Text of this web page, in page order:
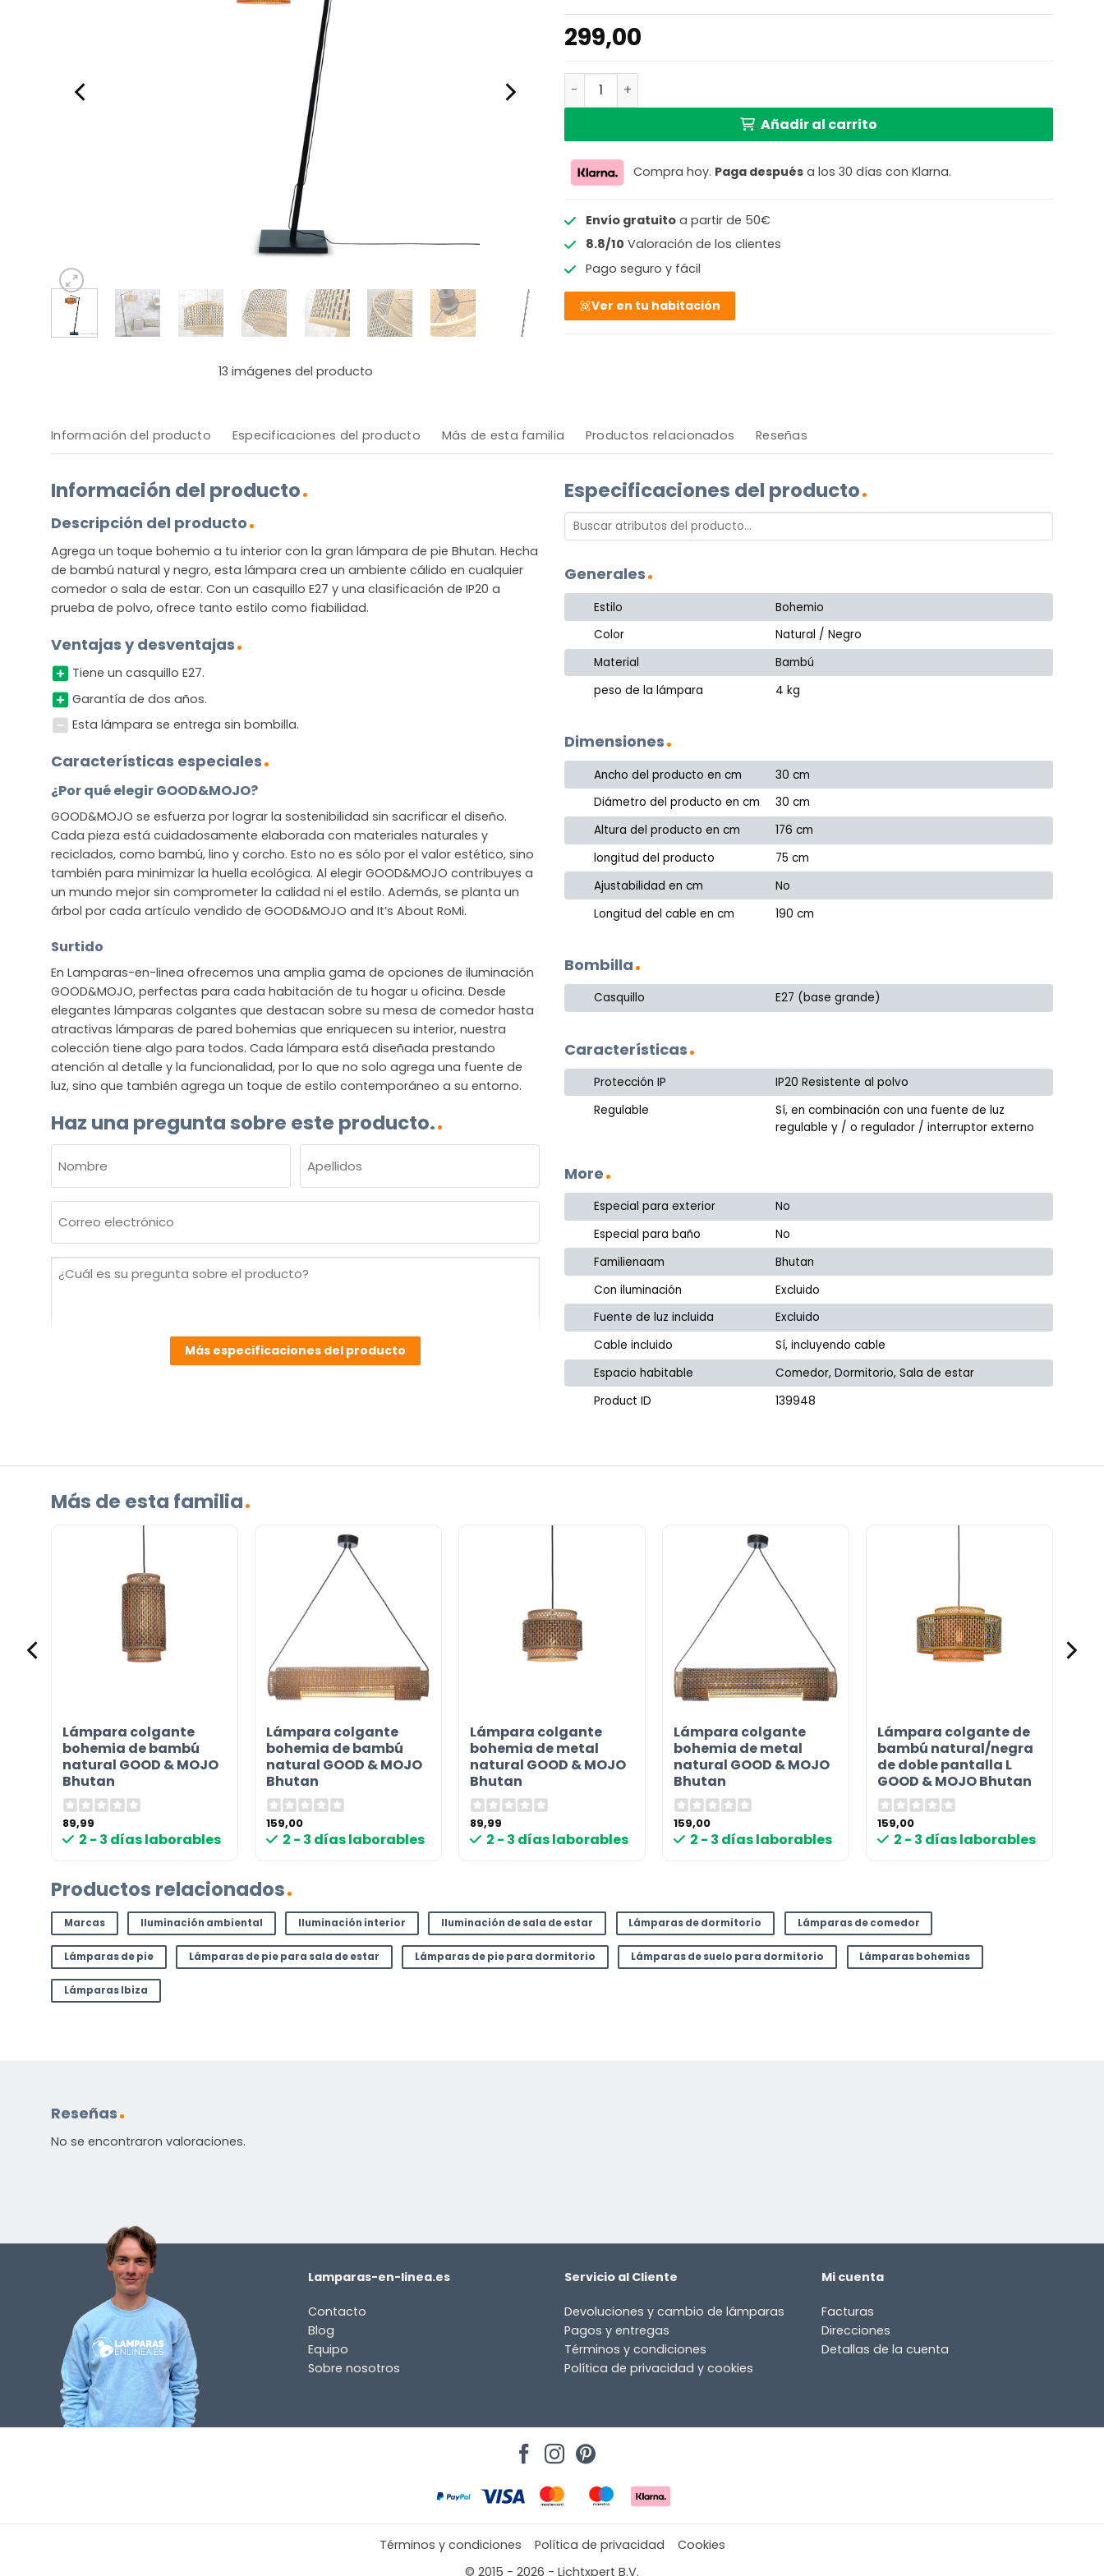
13 imágenes del producto
299,00
Lámpara de pie de bambú natural/negra de doble pantalla L GOOD & MOJO
Añadir al carrito
Compra hoy. Paga después a los 30 días con Klarna.
Envío gratuitoa partir de 50€
8.8/10 Valoración de los clientes
Pago seguro y fácil
Ver en tu habitación
Información del producto Especificaciones del producto Más de esta familia Productos relacionados Reseñas
Información del producto
Descripción del producto
Agrega un toque bohemio a tu interior con la gran lámpara de pie Bhutan. Hecha
de bambú natural y negro, esta lámpara crea un ambiente cálido en cualquier
comedor o sala de estar. Con un casquillo E27 y una clasificación de IP20 a
prueba de polvo, ofrece tanto estilo como fiabilidad.
Ventajas y desventajas
Tiene un casquillo E27.
Garantía de dos años.
Esta lámpara se entrega sin bombilla.
Características especiales
¿Por qué elegir GOOD&MOJO?
GOOD&MOJO se esfuerza por lograr la sostenibilidad sin sacrificar el diseño.
Cada pieza está cuidadosamente elaborada con materiales naturales y
reciclados, como bambú, lino y corcho. Esto no es sólo por el valor estético, sino
también para minimizar la huella ecológica. Al elegir GOOD&MOJO contribuyes a
un mundo mejor sin comprometer la calidad ni el estilo. Además, se planta un
árbol por cada artículo vendido de GOOD&MOJO and It’s About RoMi.
Surtido
En Lamparas-en-linea ofrecemos una amplia gama de opciones de iluminación
GOOD&MOJO, perfectas para cada habitación de tu hogar u oficina. Desde
elegantes lámparas colgantes que destacan sobre su mesa de comedor hasta
atractivas lámparas de pared bohemias que enriquecen su interior, nuestra
colección tiene algo para todos. Cada lámpara está diseñada prestando
atención al detalle y la funcionalidad, por lo que no solo agrega una fuente de
luz, sino que también agrega un toque de estilo contemporáneo a su entorno.
Haz una pregunta sobre este producto.
(OBLIGATORIO)
Nombre Apellidos
electrónico
¿Cuál
Incluido por defecto
Instrucciones en diferentes idiomas
Etiqueta energética
¿TIENES ALGUNA PREGUNTA?
Contáctenos. Puede comunicarse con nosotros por
correo electrónico ainfo@lamparas-en-linea.es .
Más especificaciones del producto
Especificaciones del producto
Generales
Estilo
Bohemio
Color
Natural / Negro
Material
Bambú
peso de la lámpara
4 kg
Dimensiones
Ancho del producto en cm
30 cm
Diámetro del producto en cm
30 cm
Altura del producto en cm
176 cm
longitud del producto
75 cm
Ajustabilidad en cm
No
Longitud del cable en cm
190 cm
Bombilla
Casquillo E27 (base grande)
Características
Protección IP
IP20 Resistente al polvo
Regulable
Sí, en combinación con una fuente de luz
regulable y / o regulador / interruptor externo
More
Especial para exterior
No
Especial para baño
No
Familienaam
Bhutan
Con iluminación
Excluido
Fuente de luz incluida
Excluido
Cable incluido
Sí, incluyendo cable
Espacio habitable
Comedor, Dormitorio, Sala de estar
Product ID
139948
Más de esta familia
Lámpara colgante
bohemia de bambú
natural GOOD & MOJO
Bhutan
89,99
2 - 3 días laborables
Lámpara colgante
bohemia de bambú
natural GOOD & MOJO
Bhutan
159,00
2 - 3 días laborables
Lámpara colgante
bohemia de metal
natural GOOD & MOJO
Bhutan
89,99
2 - 3 días laborables
Lámpara colgante
bohemia de metal
natural GOOD & MOJO
Bhutan
159,00
2 - 3 días laborables
Lámpara colgante de
bambú natural/negra
de doble pantalla L
GOOD & MOJO Bhutan
159,00
2 - 3 días laborables
Productos relacionados
Marcas Iluminación ambiental Iluminación interior Iluminación de sala de estar Lámparas de dormitorio Lámparas de comedor
Lámparas de pie Lámparas de pie para sala de estar Lámparas de pie para dormitorio Lámparas de suelo para dormitorio Lámparas bohemias
Lámparas Ibiza
Reseñas
No se encontraron valoraciones.
Lamparas-en-linea.es
Contacto
Blog
Equipo
Sobre nosotros
Servicio al Cliente
Devoluciones y cambio de lámparas
Pagos y entregas
Términos y condiciones
Política de privacidad y cookies
Mi cuenta
Facturas
Direcciones
Detallas de la cuenta
Términos y condiciones Política de privacidad
Cookies
© 2015 - 2026 - Lichtxpert B.V.